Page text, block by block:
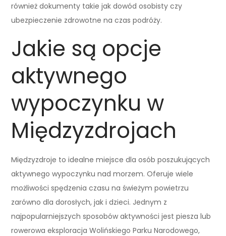
również dokumenty takie jak dowód osobisty czy
ubezpieczenie zdrowotne na czas podróży.
Jakie są opcje
aktywnego
wypoczynku w
Międzyzdrojach
Międzyzdroje to idealne miejsce dla osób poszukujących
aktywnego wypoczynku nad morzem. Oferuje wiele
możliwości spędzenia czasu na świeżym powietrzu
zarówno dla dorosłych, jak i dzieci. Jednym z
najpopularniejszych sposobów aktywności jest piesza lub
rowerowa eksploracja Wolińskiego Parku Narodowego,